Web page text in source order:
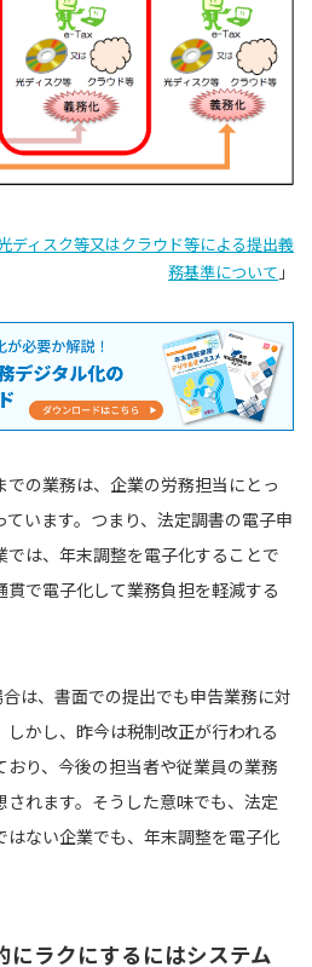
ディスク等又はクラウド等による提出義
務基準について 」
の業務は、企業の労務担当にとっ
います。つまり、法定調書の電子申
は、年末調整を電子化することで
で電子化して業務負担を軽減する
は、書面での提出でも申告業務に対
かし、昨今は税制改正が行われる
り、今後の担当者や従業員の業務
れます。そうした意味でも、法定
ない企業でも、年末調整を電子化
にラクにするにはシステム